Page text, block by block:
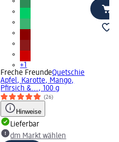
+1
Freche FreundeQuetschie
Apfel, Karotte, Mango,
Pfirsich &..., 100 g
(26)
Hinweise
Lieferbar
dm Markt wählen